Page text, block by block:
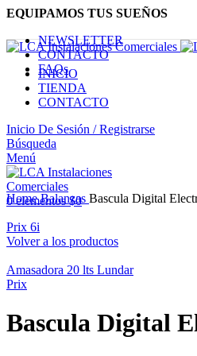
EQUIPAMOS TUS SUEÑOS
NEWSLETTER
CONTACTO
FAQs
INICIO
TIENDA
CONTACTO
Inicio De Sesión / Registrarse
Búsqueda
Menú
0elementos $0
Nuevo
Haga Click para agrandar
HomeBalanzas Bascula Digital
Prix 6i
Volver a los productos
Amasadora 20 lts Lundar
Prix
Bascula Digital